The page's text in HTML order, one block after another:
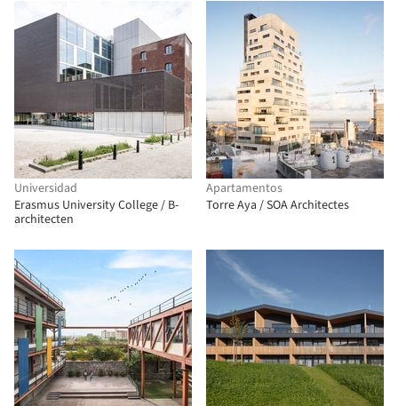
Universidad
Erasmus University College / B-
architecten
Apartamentos
Torre Aya / SOA Architectes